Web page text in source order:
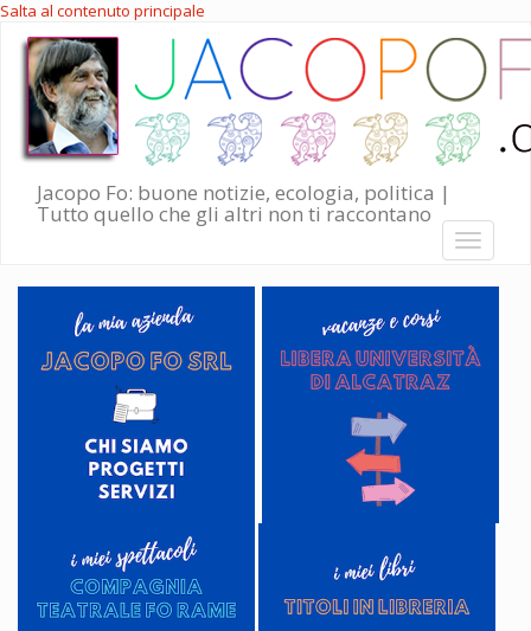
Salta al contenuto principale
Jacopo Fo: buone notizie, ecologia, politica |
Tutto quello che gli altri non ti raccontano
Toggle